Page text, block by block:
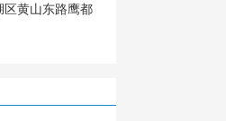
区黄山东路鹰都